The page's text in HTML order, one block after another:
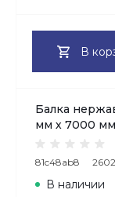
В
Балка
мм х 7000
81c48ab8
В наличии